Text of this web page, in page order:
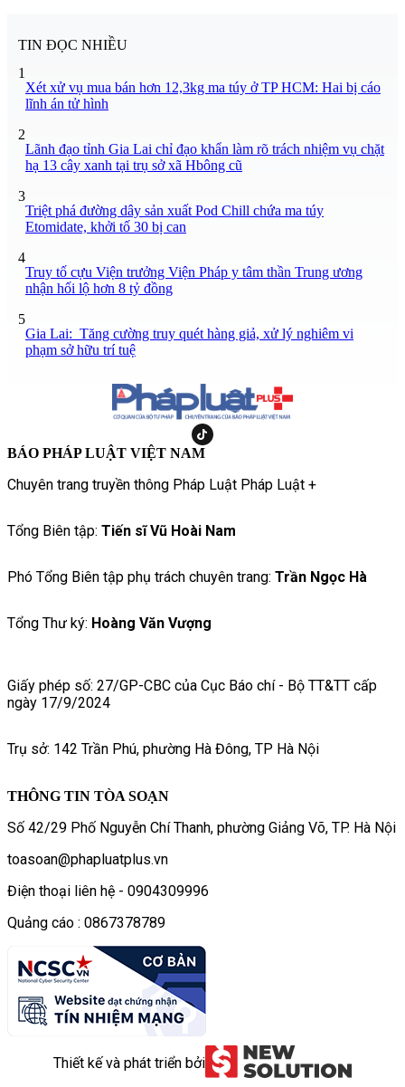
TIN ĐỌC NHIỀU
1
Xét xử vụ mua bán hơn 12,3kg ma túy ở TP HCM: Hai bị cáo
lĩnh án tử hình
2
Lãnh đạo tỉnh Gia Lai chỉ đạo khẩn làm rõ trách nhiệm vụ chặt
hạ 13 cây xanh tại trụ sở xã Hbông cũ
3
Triệt phá đường dây sản xuất Pod Chill chứa ma túy
Etomidate, khởi tố 30 bị can
4
Truy tố cựu Viện trưởng Viện Pháp y tâm thần Trung ương
nhận hối lộ hơn 8 tỷ đồng
5
Gia Lai: Tăng cường truy quét hàng giả, xử lý nghiêm vi
phạm sở hữu trí tuệ
BÁO PHÁP LUẬT VIỆT NAM
Chuyên trang truyền thông Pháp Luật Pháp Luật +
Tổng Biên tập: Tiến sĩ Vũ Hoài Nam
Phó Tổng Biên tập phụ trách chuyên trang: Trần Ngọc Hà
Tổng Thư ký: Hoàng Văn Vượng
Giấy phép số: 27/GP-CBC của Cục Báo chí - Bộ TT&TT cấp
ngày 17/9/2024
Trụ sở: 142 Trần Phú, phường Hà Đông, TP Hà Nội
THÔNG TIN TÒA SOẠN
Số 42/29 Phố Nguyễn Chí Thanh, phường Giảng Võ, TP. Hà Nội
toasoan@phapluatplus.vn
Điện thoại liên hệ - 0904309996
Quảng cáo : 0867378789
Thiết kế và phát triển bởi